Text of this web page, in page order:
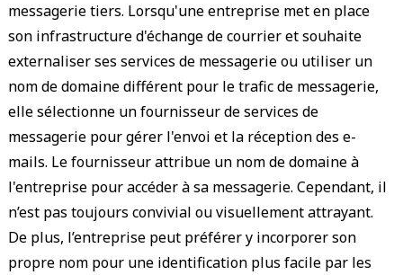
messagerie tiers. Lorsqu'une entreprise met en place
son infrastructure d'échange de courrier et souhaite
externaliser ses services de messagerie ou utiliser un
nom de domaine différent pour le trafic de messagerie,
elle sélectionne un fournisseur de services de
messagerie pour gérer l'envoi et la réception des e-
mails. Le fournisseur attribue un nom de domaine à
l'entreprise pour accéder à sa messagerie. Cependant, il
n’est pas toujours convivial ou visuellement attrayant.
De plus, l’entreprise peut préférer y incorporer son
propre nom pour une identification plus facile par les